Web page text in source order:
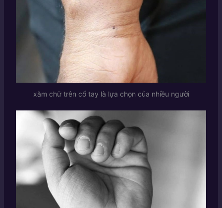
xăm chữ trên cổ tay là lựa chọn của nhiều người